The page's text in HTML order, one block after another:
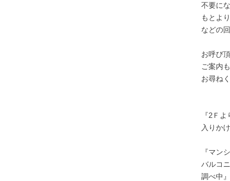
不要に
もとよ
などの
お呼び
ご案内
お尋ね
『2Ｆ
入りか
『マン
バルコ
調べ中』